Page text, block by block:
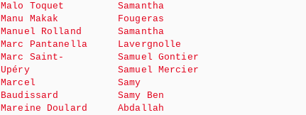
Malo Toquet
Manu Makak
Manuel Rolland
Marc Pantanella
Marc Saint-
Upéry
Marcel
Baudissard
Mareine Doulard
Samantha
Fougeras
Samantha
Lavergnolle
Samuel Gontier
Samuel Mercier
Samy
Samy Ben
Abdallah